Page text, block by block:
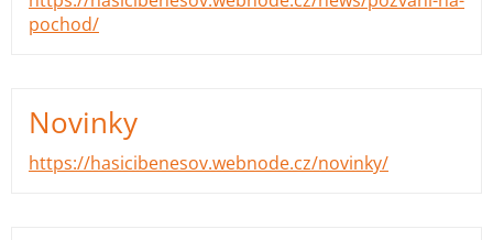
pochod/
Novinky
https://hasicibenesov.webnode.cz/novinky/